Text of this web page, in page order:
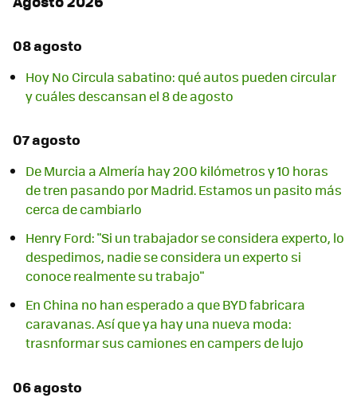
08 agosto
Hoy No Circula sabatino: qué autos pueden circular
y cuáles descansan el 8 de agosto
07 agosto
De Murcia a Almería hay 200 kilómetros y 10 horas
de tren pasando por Madrid. Estamos un pasito más
cerca de cambiarlo
Henry Ford: "Si un trabajador se considera experto, lo
despedimos, nadie se considera un experto si
conoce realmente su trabajo"
En China no han esperado a que BYD fabricara
caravanas. Así que ya hay una nueva moda:
trasnformar sus camiones en campers de lujo
06 agosto